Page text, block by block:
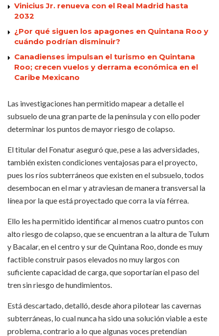
Vinicius Jr. renueva con el Real Madrid hasta
2032
¿Por qué siguen los apagones en Quintana Roo y
cuándo podrían disminuir?
Canadienses impulsan el turismo en Quintana
Roo; crecen vuelos y derrama económica en el
Caribe Mexicano
Las investigaciones han permitido mapear a detalle el
subsuelo de una gran parte de la península y con ello poder
determinar los puntos de mayor riesgo de colapso.
El titular del Fonatur aseguró que, pese a las adversidades,
también existen condiciones ventajosas para el proyecto,
pues los ríos subterráneos que existen en el subsuelo, todos
desembocan en el mar y atraviesan de manera transversal la
línea por la que está proyectado que corra la vía férrea.
Ello les ha permitido identificar al menos cuatro puntos con
alto riesgo de colapso, que se encuentran a la altura de Tulum
y Bacalar, en el centro y sur de Quintana Roo, donde es muy
factible construir pasos elevados no muy largos con
suficiente capacidad de carga, que soportarían el paso del
tren sin riesgo de hundimientos.
Está descartado, detalló, desde ahora pilotear las cavernas
subterráneas, lo cual nunca ha sido una solución viable a este
problema, contrario a lo que algunas voces pretendían